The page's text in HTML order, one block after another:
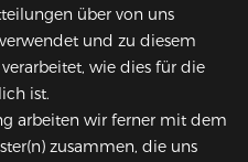
über von uns
und zu diesem
wie dies für die
ist.
arbeiten wir ferner mit dem
zusammen, die uns